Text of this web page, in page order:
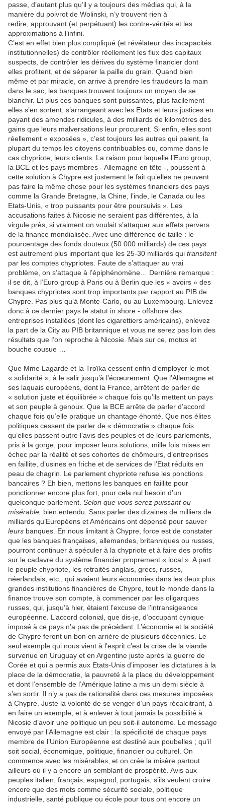
passe, d’autant plus qu’il y a toujours des médias qui, à la
manière du poivrot de Wolinski, n’y trouvent rien à
redire, approuvant (et perpétuant) les contre-vérités et les
approximations à l’infini.
C’est en effet bien plus compliqué (et révélateur des incapacités
institutionnelles) de contrôler réellement les flux des capitaux
suspects, de contrôler les dérives du système financier dont
elles profitent, et de séparer la paille du grain. Quand bien
même et par miracle, on arrive à prendre les fraudeurs la main
dans le sac, les banques trouvent toujours un moyen de se
blanchir. Et plus ces banques sont puissantes, plus facilement
elles s’en sortent, s’arrangeant avec les Etats et leurs justices en
payant des amendes ridicules, à des milliards de kilomètres des
gains que leurs malversations leur procurent. Si enfin, elles sont
réellement « exposées », c’est toujours les autres qui paient, la
plupart du temps les citoyens contribuables ou, comme dans le
cas chypriote, leurs clients. La raison pour laquelle l’Euro group,
la BCE et les pays membres - Allemagne en tête -, poussent à
cette solution à Chypre est justement le fait qu’elles ne peuvent
pas faire la même chose pour les systèmes financiers des pays
comme la Grande Bretagne, la Chine, l’inde, le Canada ou les
Etats-Unis, « trop puissants pour être poursuivis ». Les
accusations faites à Nicosie ne seraient pas différentes, à la
virgule près, si vraiment on voulait s’attaquer aux effets pervers
de la finance mondialisée. Avec une différence de taille : le
pourcentage des fonds douteux (50 000 milliards) de ces pays
est autrement plus important que les 25-30 milliards qui transitent
par les comptes chypriotes. Faute de s’attaquer au vrai
problème, on s’attaque à l’épiphénomène… Dernière remarque :
il se dit, à l’Euro group à Paris ou à Berlin que les « avoirs » des
banques chypriotes sont trop importants par rapport au PIB de
Chypre. Pas plus qu’à Monte-Carlo, ou au Luxembourg. Enlevez
donc à ce dernier pays le statut in shore - offshore des
entreprises installées (dont les cigarettiers américains), enlevez
la part de la City au PIB britannique et vous ne serez pas loin des
résultats que l’on reproche à Nicosie. Mais sur ce, motus et
bouche cousue …
Que Mme Lagarde et la Troïka cessent enfin d’employer le mot
« solidarité », à le salir jusqu’à l’écœurement. Que l’Allemagne et
ses laquais européens, dont la France, arrêtent de parler de
« solution juste et équilibrée » chaque fois qu’ils mettent un pays
et son peuple à genoux. Que la BCE arrête de parler d’accord
chaque fois qu’elle pratique un chantage éhonté. Que nos élites
politiques cessent de parler de « démocratie » chaque fois
qu’elles passent outre l’avis des peuples et de leurs parlements,
pris à la gorge, pour imposer leurs solutions, mille fois mises en
échec par la réalité et ses cohortes de chômeurs, d’entreprises
en faillite, d’usines en friche et de services de l’Etat réduits en
peau de chagrin. Le parlement chypriote refuse les ponctions
bancaires ? Eh bien, mettons les banques en faillite pour
ponctionner encore plus fort, pour cela nul besoin d’un
quelconque parlement. Selon que vous serez puissant ou
misérable, bien entendu Sans parler des dizaines de milliers de
milliards qu’Européens et Américains ont dépensé pour sauver
leurs banques. En nous limitant à Chypre, force est de constater
que les banques françaises, allemandes, britanniques ou russes,
pourront continuer à spéculer à la chypriote et à faire des profits
sur le cadavre du système financier proprement « local ». A part
le peuple chypriote, les retraités anglais, grecs, russes,
néerlandais, etc., qui avaient leurs économies dans les deux plus
grandes institutions financières de Chypre, tout le monde dans la
finance trouve son compte, à commencer par les oligarques
russes, qui, jusqu’à hier, étaient l’excuse de l’intransigeance
européenne. L’accord colonial, que dis-je, d’occupant cynique
imposé à ce pays n’a pas de précédent. L’économie et la société
de Chypre feront un bon en arrière de plusieurs décennies. Le
seul exemple qui nous vient à l’esprit c’est la crise de la viande
survenue en Uruguay et en Argentine juste après la guerre de
Corée et qui a permis aux Etats-Unis d’imposer les dictatures à la
place de la démocratie, la pauvreté à la place du développement
et dont l’ensemble de l’Amérique latine a mis un demi siècle à
s’en sortir. Il n’y a pas de rationalité dans ces mesures imposées
à Chypre. Juste la volonté de se venger d’un pays récalcitrant, à
en faire un exemple, et à enlever à tout jamais la possibilité à
Nicosie d’avoir une politique un peu soit-il autonome. Le message
envoyé par l’Allemagne est clair : la spécificité de chaque pays
membre de l’Union Européenne est destiné aux poubelles ; qu’il
soit social, économique, politique, financier ou culturel. On
commence avec les misérables, et on crée la misère partout
ailleurs où il y a encore un semblant de prospérité. Avis aux
peuples italien, français, espagnol, portugais, s’ils veulent croire
encore que des mots comme sécurité sociale, politique
industrielle, santé publique ou école pour tous ont encore un